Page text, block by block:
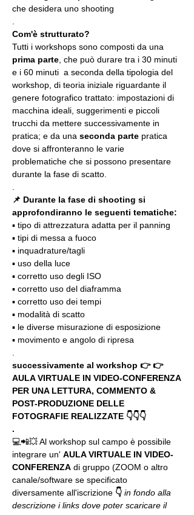
che desidera uno shooting
Com'è strutturato?
Tutti i workshops sono composti da una
prima parte , che può durare tra i 30 minuti
e i 60 minuti  a seconda della tipologia del
workshop, di teoria iniziale riguardante il
genere fotografico trattato: impostazioni di
macchina ideali, suggerimenti e piccoli
trucchi da mettere successivamente in
pratica; e da una seconda parte pratica
dove si affronteranno le varie
problematiche che si possono presentare
durante la fase di scatto.
📌 Durante la fase di shooting si
approfondiranno le seguenti tematiche:
▪️ tipo di attrezzatura adatta per il panning
▪️ tipi di messa a fuoco
▪️ inquadrature/tagli
▪️ uso della luce
▪️ corretto uso degli ISO
▪️ corretto uso del diaframma
▪️ corretto uso dei tempi
▪️ modalità di scatto
▪️ le diverse misurazione di esposizione
▪️ movimento e angolo di ripresa
successivamente al workshop 👉 👉
AULA VIRTUALE IN VIDEO-CONFERENZA
PER UNA LETTURA, COMMENTO &
POST-PRODUZIONE DELLE
FOTOGRAFIE REALIZZATE 👇👇👇
.
💻📲💥 Al workshop sul campo è possibile
integrare un' AULA VIRTUALE IN VIDEO-
CONFERENZA di gruppo (ZOOM o altro
canale/software se specificato
diversamente all'iscrizione 👇 in fondo alla
descrizione i links dove poter scaricare il